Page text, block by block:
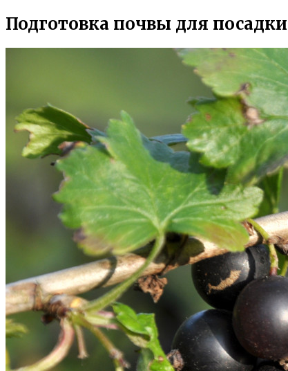
Подготовка почвы для посадки